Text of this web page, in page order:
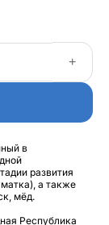
+
в
развития
а также
мёд.
Республика